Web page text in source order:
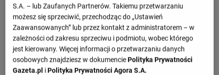
Przegląd
1.set -20 : 25
2.set -19 : 25
3.set -22 : 25
S.A. – lub Zaufanych Partnerów. Takiemu przetwarzaniu
możesz się sprzeciwić, przechodząc do „Ustawień
Zaawansowanych” lub przez kontakt z administratorem – w
zależności od zakresu sprzeciwu i podmiotu, wobec którego
jest kierowany. Więcej informacji o przetwarzaniu danych
osobowych znajdziesz w dokumenciePolityka Prywatności
Gazeta.pl iPolityka Prywatności Agora S.A.